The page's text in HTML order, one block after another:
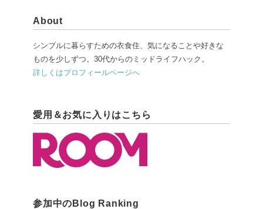
About
シンプルに暮らすための衣食住、気になることや好きな
ものを少しずつ。30代からのミッドライフハック。
詳しくはプロフィールページへ
愛用＆お気に入りはこちら
参加中のBlog Ranking